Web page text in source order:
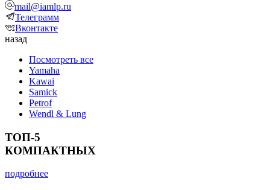
mail@iamlp.ru
Телеграмм
Вконтакте
назад
Посмотреть все
Yamaha
Kawai
Samick
Petrof
Wendl & Lung
ТОП-5
КОМПАКТНЫХ
подробнее